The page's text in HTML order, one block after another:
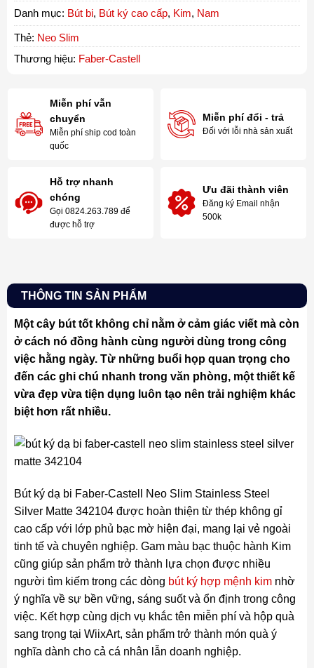
Danh mục: Bút bi, Bút ký cao cấp, Kim, Nam
Thẻ: Neo Slim
Thương hiệu: Faber-Castell
Miễn phí vẫn
chuyển
Miễn phí ship cod toàn
quốc
Miễn phí đổi - trả
Đối với lỗi nhà sản xuất
Hỗ trợ nhanh
chóng
Gọi 0824.263.789 để
được hỗ trợ
Ưu đãi thành viên
Đăng ký Email nhận
500k
THÔNG TIN SẢN PHẨM
Một cây bút tốt không chỉ nằm ở cảm giác viết mà còn
ở cách nó đồng hành cùng người dùng trong công
việc hằng ngày. Từ những buổi họp quan trọng cho
đến các ghi chú nhanh trong văn phòng, một thiết kế
vừa đẹp vừa tiện dụng luôn tạo nên trải nghiệm khác
biệt hơn rất nhiều.
Bút ký dạ bi Faber-Castell Neo Slim Stainless Steel
Silver Matte 342104 được hoàn thiện từ thép không gỉ
cao cấp với lớp phủ bạc mờ hiện đại, mang lại vẻ ngoài
tinh tế và chuyên nghiệp. Gam màu bạc thuộc hành Kim
cũng giúp sản phẩm trở thành lựa chọn được nhiều
người tìm kiếm trong các dòng bút ký hợp mệnh kimnhờ
ý nghĩa về sự bền vững, sáng suốt và ổn định trong công
việc. Kết hợp cùng dịch vụ khắc tên miễn phí và hộp quà
sang trọng tại WiixArt, sản phẩm trở thành món quà ý
nghĩa dành cho cả cá nhân lẫn doanh nghiệp.